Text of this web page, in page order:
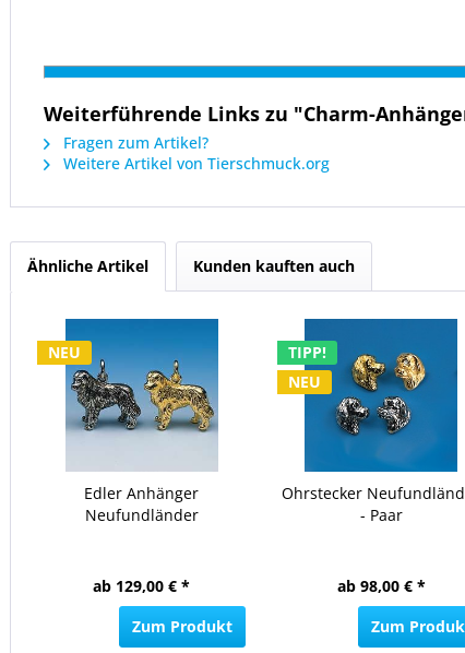
Weiterführende Links zu "Charm-
Fragen zum Artikel?
Weitere Artikel von Tierschmuck.org
Ähnliche Artikel Kunden kauften auch
NEU
Edler Anhänger
Neufundländer
ab 129,00 € *
Zum Produkt
TIPP!
NEU
Ohrstecker
- Paar
ab 98,00 € *
Zum